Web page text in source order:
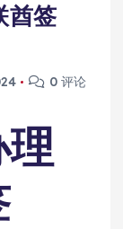
酋签
0 评论